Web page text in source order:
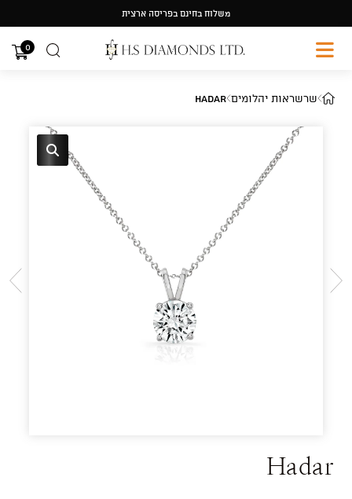
content
משלוח בחינם בפריסה ארצית
0
שרשראות יהלומים Hadar
Hadar